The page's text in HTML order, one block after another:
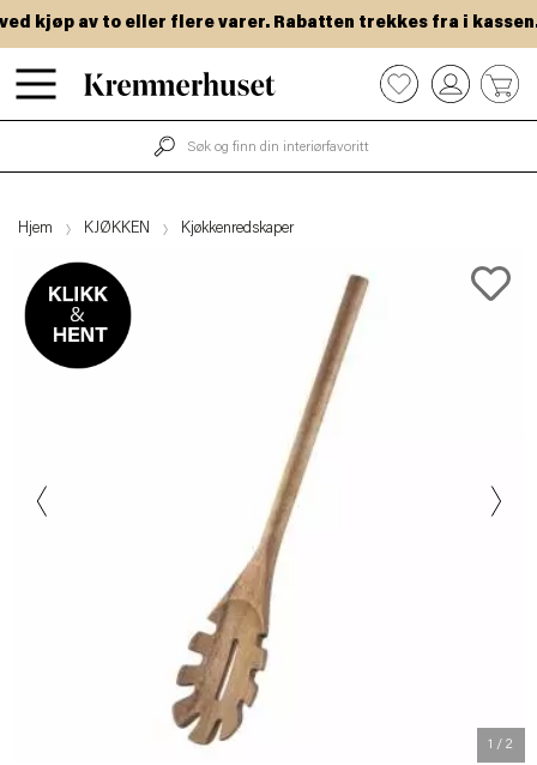
Hopp
til
kjøp av to eller flere varer. Rabatten trekkes fra i kassen.
0
Hjem KJØKKEN Kjøkkenredskaper
1 / 2